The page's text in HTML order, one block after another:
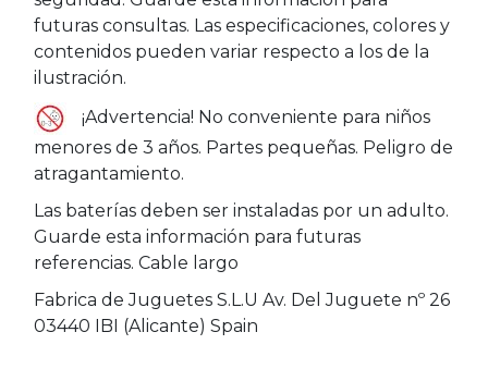
futuras consultas. Las especificaciones, colores y
contenidos pueden variar respecto a los de la
ilustración.
¡Advertencia! No conveniente para niños
menores de 3 años. Partes pequeñas. Peligro de
atragantamiento.
Las baterías deben ser instaladas por un adulto.
Guarde esta información para futuras
referencias. Cable largo
Fabrica de Juguetes S.L.U Av. Del Juguete nº 26
03440 IBI (Alicante) Spain